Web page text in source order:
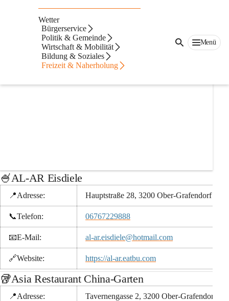
Wetter
Bürgerservice
Politik & Gemeinde
Wirtschaft & Mobilität
Bildung & Soziales
Freizeit & Naherholung
Menü
Gastronomie
🍧AL-AR Eisdiele
📍Adresse: Hauptstraße 28, 3200 Ober-Grafendorf
📞Telefon: 06767229888
📧E-Mail: al-ar.eisdiele@hotmail.com
🔗Website: https://al-ar.eatbu.com
🥡Asia Restaurant China-Garten
📍Adresse: Tavernengasse 2, 3200 Ober-Grafendorf